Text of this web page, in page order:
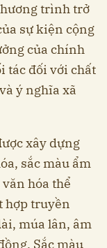
trình trở
sự kiện cộng
của chính
tác đối với chất
ý nghĩa xã
xây dựng
sắc màu ẩm
hóa thể
hợp truyền
múa lân, âm
Sắc màu